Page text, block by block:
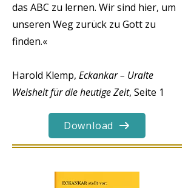
das ABC zu lernen. Wir sind hier, um
unseren Weg zurück zu Gott zu
finden.«
Harold Klemp, Eckankar – Uralte
Weisheit für die heutige Zeit, Seite 1
Download